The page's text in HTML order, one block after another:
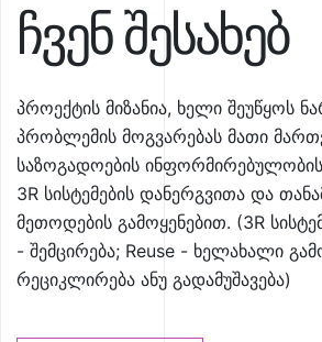
ჩვენ შესახებ
პროექტის მიზანია, ხელი შეუწყოს
პრობლემის მოგვარებას მათი
საზოგადოების
3R სისტემების დანერგვითა და
მეთოდების გამოყენებით. (3R
- შემცირება; Reuse - ხელახალი
რეციკლირება ანუ გადამუშავება)